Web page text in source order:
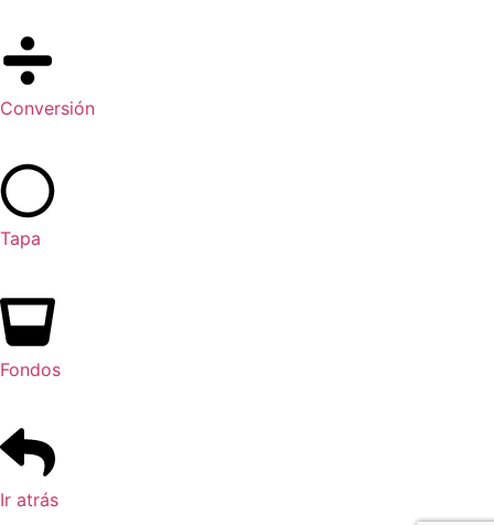
Conversión
Tapa
Fondos
Ir atrás